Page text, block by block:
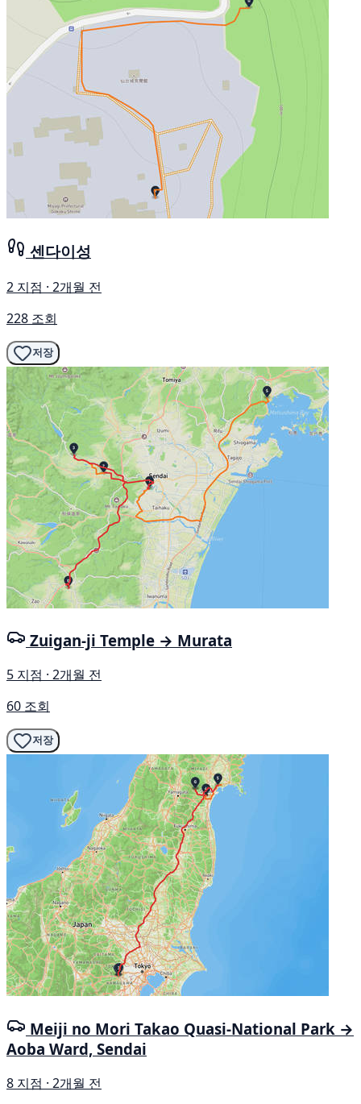
센다이성
2 지점 · 2개월 전
228 조회
저장
Zuigan-ji Temple → Murata
5 지점 · 2개월 전
60 조회
저장
Meiji no Mori Takao Quasi-National Park →
Aoba Ward, Sendai
8 지점 · 2개월 전